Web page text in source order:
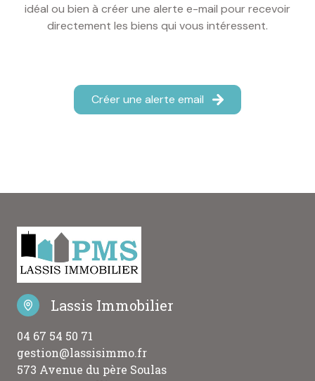
idéal ou bien à créer une alerte e-mail pour recevoir
directement les biens qui vous intéressent.
Créer une alerte email
Lassis Immobilier
04 67 54 50 71
gestion@lassisimmo.fr
573 Avenue du père Soulas